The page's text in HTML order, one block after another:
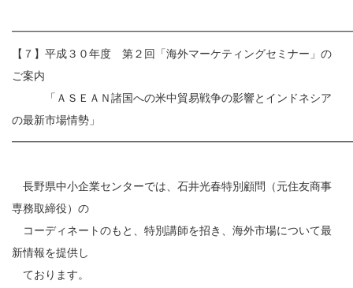
【７】平成３０年度 第２回「海外マーケティングセミナー」の
ご案内
「ＡＳＥＡＮ諸国への米中貿易戦争の影響とインドネシア
の最新市場情勢」
長野県中小企業センターでは、石井光春特別顧問（元住友商事
専務取締役）の
コーディネートのもと、特別講師を招き、海外市場について最
新情報を提供し
ております。